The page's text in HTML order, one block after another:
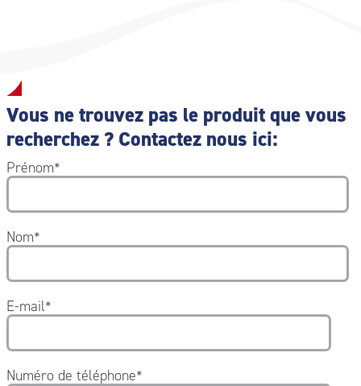
Vous ne trouvez pas le produit que vous
recherchez ? Contactez nous ici:
Prénom*
Nom*
E-mail*
Numéro de téléphone*